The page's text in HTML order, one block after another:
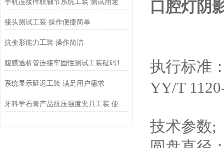
接头测试工装 操作便捷简单
抗变形能力工装 操作简洁
系统显示延迟工装 满足用户需求
口腔灯阴
执行标准
YY/T
技术参数;